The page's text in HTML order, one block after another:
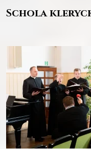
Schola